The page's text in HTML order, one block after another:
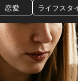
恋愛 ライフスタ